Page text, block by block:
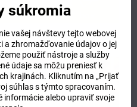
Martina Gebhardt krém s
ružou 50ml
Skladom
24 €
súkromia
vašej návštevy tejto webovej
a zhromažďovanie údajov o jej
použiť nástroje a služby
údaje sa môžu preniesť k
krajinách. Kliknutím na „Prijať
súhlas s týmto spracovaním.
informácie alebo upraviť svoje